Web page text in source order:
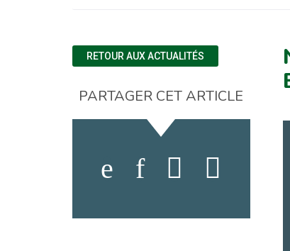
RETOUR AUX ACTUALITÉS
PARTAGER CET ARTICLE